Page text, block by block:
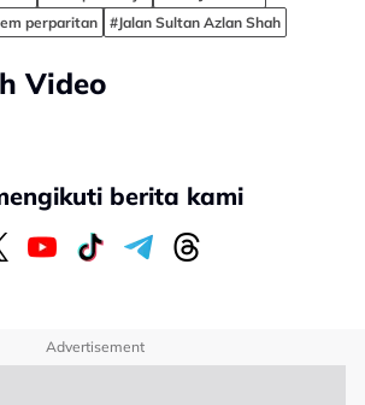
perparitan #Jalan Sultan Azlan Shah
Video
berita kami
Advertisement